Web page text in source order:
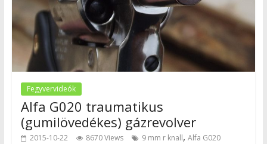
Fegyvervideók
Alfa G020 traumatikus
(gumilövedékes) gázrevolver
2015-10-22 8670 Views 9 mm r knall, Alfa G020